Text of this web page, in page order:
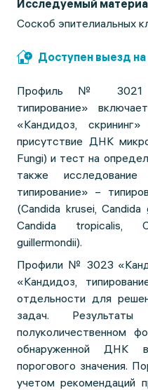
Исследуемый
Соскоб эпителиальных
Доступен выезд
Профиль № 3021
типирование»
«Кандидоз,
присутствие ДНК
Fungi) и тест на
также
типирование» −
(Candida krusei, Candida
Candida tropicalis,
guillermondii).
Профили № 3023
«Кандидоз,
отдельности для
задач.
полуколичественном
обнаруженной ДНК
порогового значения.
учетом рекомендаций